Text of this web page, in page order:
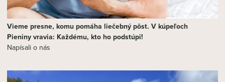
Vieme presne, komu pomáha liečebný pôst. V kúpeľoch
Pieniny vravia: Každému, kto ho podstúpi!
Napísali o nás